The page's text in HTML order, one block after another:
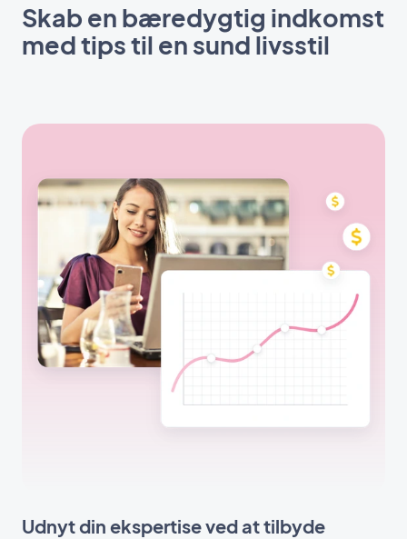
Skab en bæredygtig indkomst
med tips til en sund livsstil
Udnyt din ekspertise ved at tilbyde